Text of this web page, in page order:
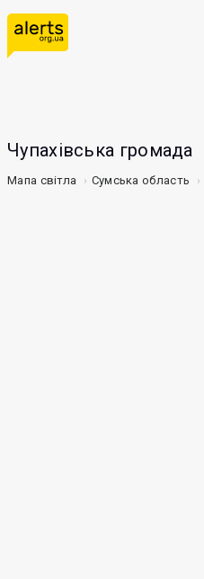
Чупахівська громада
Мапа світла Сумська область